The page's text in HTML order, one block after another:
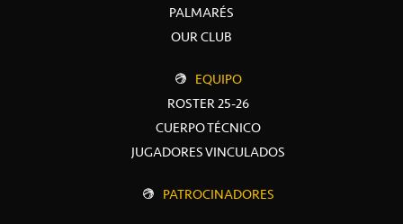
PALMARÉS
OUR CLUB
EQUIPO
ROSTER 25-26
CUERPO TÉCNICO
JUGADORES VINCULADOS
PATROCINADORES